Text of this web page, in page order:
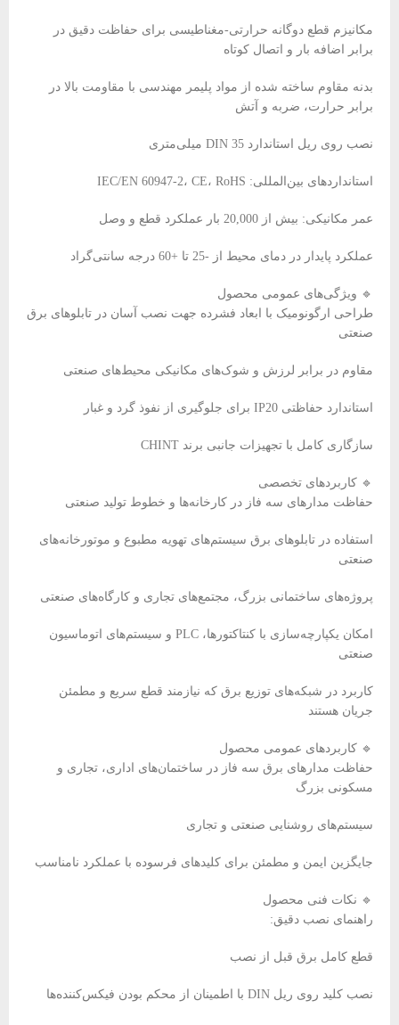
مکانیزم قطع دوگانه حرارتی-مغناطیسی برای حفاظت دقیق در
برابر اضافه بار و اتصال کوتاه
بدنه مقاوم ساخته شده از مواد پلیمر مهندسی با مقاومت بالا در
برابر حرارت، ضربه و آتش
نصب روی ریل استاندارد DIN 35 میلی‌متری
استانداردهای بین‌المللی: IEC/EN 60947-2، CE، RoHS
عمر مکانیکی: بیش از 20,000 بار عملکرد قطع و وصل
عملکرد پایدار در دمای محیط از -25 تا +60 درجه سانتی‌گراد
🔹 ویژگی‌های عمومی محصول
طراحی ارگونومیک با ابعاد فشرده جهت نصب آسان در تابلوهای برق
صنعتی
مقاوم در برابر لرزش و شوک‌های مکانیکی محیط‌های صنعتی
استاندارد حفاظتی IP20 برای جلوگیری از نفوذ گرد و غبار
سازگاری کامل با تجهیزات جانبی برند CHINT
🔹 کاربردهای تخصصی
حفاظت مدارهای سه فاز در کارخانه‌ها و خطوط تولید صنعتی
استفاده در تابلوهای برق سیستم‌های تهویه مطبوع و موتورخانه‌های
صنعتی
پروژه‌های ساختمانی بزرگ، مجتمع‌های تجاری و کارگاه‌های صنعتی
امکان یکپارچه‌سازی با کنتاکتورها، PLC و سیستم‌های اتوماسیون
صنعتی
کاربرد در شبکه‌های توزیع برق که نیازمند قطع سریع و مطمئن
جریان هستند
🔹 کاربردهای عمومی محصول
حفاظت مدارهای برق سه فاز در ساختمان‌های اداری، تجاری و
مسکونی بزرگ
سیستم‌های روشنایی صنعتی و تجاری
جایگزین ایمن و مطمئن برای کلیدهای فرسوده با عملکرد نامناسب
🔹 نکات فنی محصول
راهنمای نصب دقیق:
قطع کامل برق قبل از نصب
نصب کلید روی ریل DIN با اطمینان از محکم بودن فیکس‌کننده‌ها